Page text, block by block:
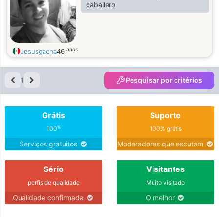
caballero
Jesusgacha46 anos
1 Pesquisar por critérios
Grátis
100%
Serviços gratuitos
Suporte
100% grátis
Moderadores que escutam
Sério
perfis de qualidade
Qualidade confirmada
Visitantes
Muito visitado
O melhor